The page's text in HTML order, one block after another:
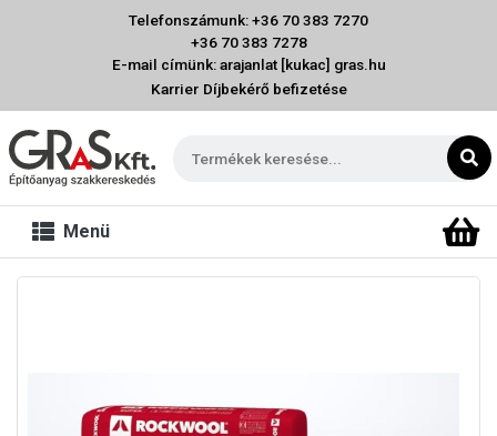
Telefonszámunk: +36 70 383 7270
+36 70 383 7278
E-mail címünk: arajanlat [kukac] gras.hu
Karrier Díjbekérő befizetése
Menü